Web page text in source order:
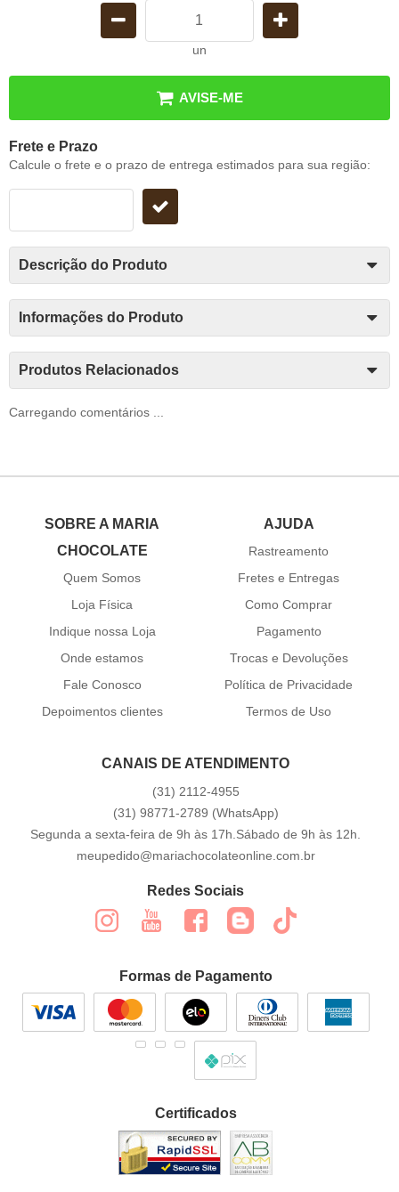
un
AVISE-ME
Frete e Prazo
Calcule o frete e o prazo de entrega estimados para sua região:
Descrição do Produto
Informações do Produto
Produtos Relacionados
Carregando comentários ...
SOBRE A MARIA
CHOCOLATE
Quem Somos
Loja Física
Indique nossa Loja
Onde estamos
Fale Conosco
Depoimentos clientes
AJUDA
Rastreamento
Fretes e Entregas
Como Comprar
Pagamento
Trocas e Devoluções
Política de Privacidade
Termos de Uso
CANAIS DE ATENDIMENTO
(31) 2112-4955
(31) 98771-2789 (WhatsApp)
Segunda a sexta-feira de 9h às 17h.Sábado de 9h às 12h.
meupedido@mariachocolateonline.com.br
Redes Sociais
Formas de Pagamento
Certificados